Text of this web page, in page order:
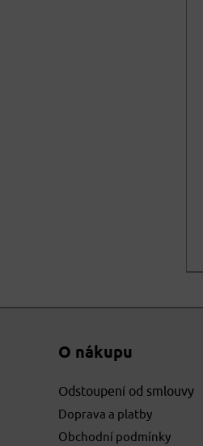
O nákupu
Odstoupení od smlouvy
Doprava a platby
Obchodní podmínky